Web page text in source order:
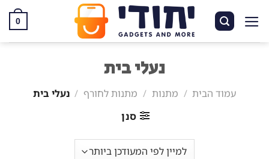
0
נעלי בית
עמוד הבית / מתנות / מתנות לחורף / נעלי בית
סנן